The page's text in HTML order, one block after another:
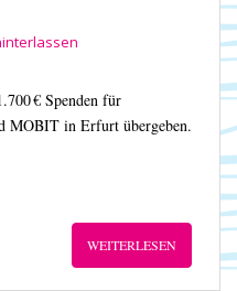
€ Spenden für
MOBIT in Erfurt übergeben.
WEITERLESEN